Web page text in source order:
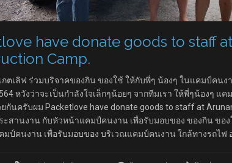
have donate goods to staff
Camp.
ตเลิฟ ร่วมบริจาคของกิน ของใช้ ให้กับพี่ๆ น้องๆ ในแคมป์คน
หวังว่าจะเป็นกำลังใจเล็กๆน้อยๆ จากทีมเรา ให้พี่ๆน้องๆ แ
กันครับผม Packetlove have donate goods to staff at
สานงาน กับหัวหน้าแคมป์คนงาน เพื่อรับมอบของ ของกิน ของ
มป์คนงาน เพื่อรับมอบของ บริเวณแคมป์คนงาน ใกล้ทางรถไฟ